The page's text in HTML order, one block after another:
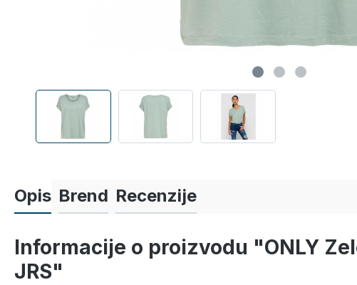
Opis Brend Recenzije
Informacije o proizvodu "ONLY
JRS"